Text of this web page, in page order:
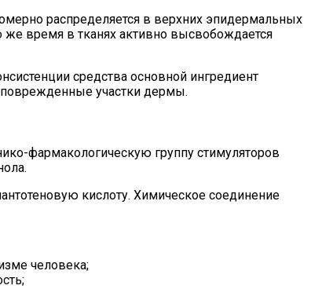
распределяется в верхних эпидермальных
же время в тканях активно высвобождается
средства основной ингредиент
поврежденные участки дермы.
фармакологическую группу стимуляторов
кислоту. Химическое соединение
человека;